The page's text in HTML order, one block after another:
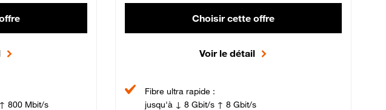
800 Mbit/s
Choisir cette offre
Voir le détail
Fibre ultra rapide :
jusqu'à ↓ 8 Gbit/s ↑ 8 Gbit/s